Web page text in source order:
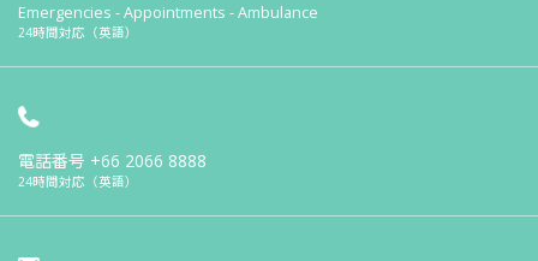
Emergencies - Appointments - Ambulance
24時間対応（英語）
電話番号 +66 2066 8888
24時間対応（英語）